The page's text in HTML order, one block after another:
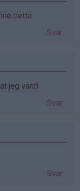
dette
Svar
jeg vant!
Svar
Svar